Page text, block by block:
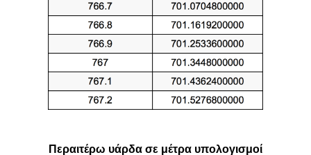
Περαιτέρω υάρδα σε μέτρα υπολογισμοί